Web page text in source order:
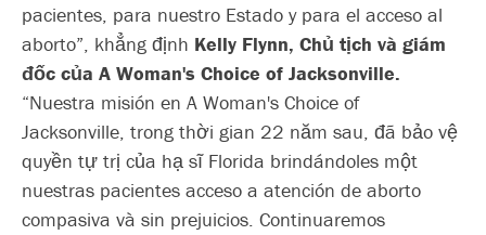
pacientes, para nuestro Estado y para el acceso al
aborto”, khẳng định Kelly Flynn, Chủ tịch và giám
đốc của A Woman's Choice of Jacksonville.
“Nuestra misión en A Woman's Choice of
Jacksonville, trong thời gian 22 năm sau, đã bảo vệ
quyền tự trị của hạ sĩ Florida brindándoles một
nuestras pacientes acceso a atención de aborto
compasiva và sin prejuicios. Continuaremos